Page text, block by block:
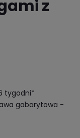
z
tygodni*
gabarytowa -
costs